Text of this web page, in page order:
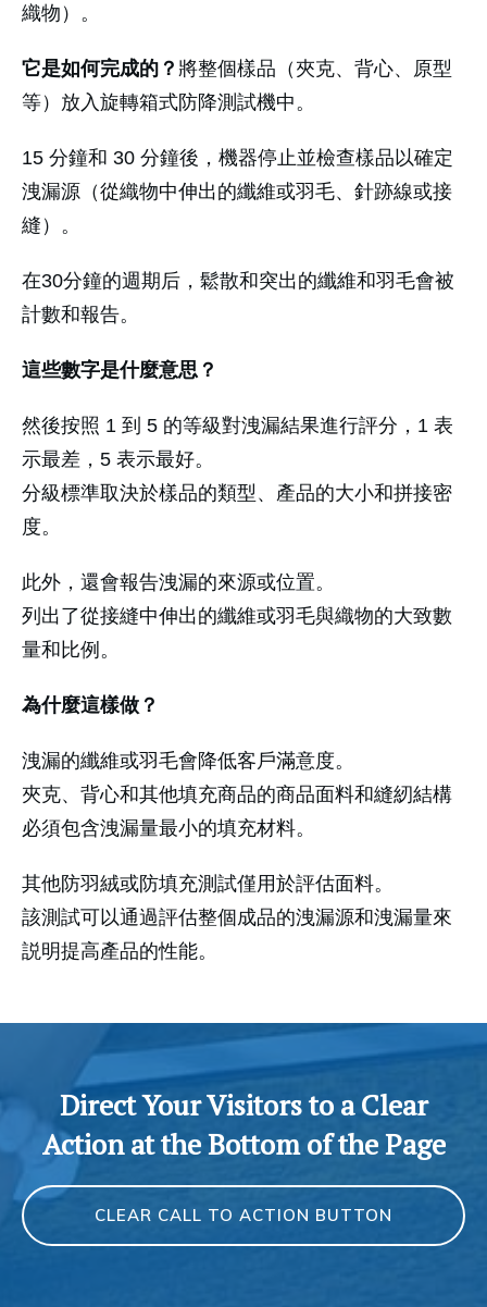
織物）。
它是如何完成的？ 將整個樣品（夾克、背心、原型
等）放入旋轉箱式防降測試機中。
15 分鐘和 30 分鐘後，機器停止並檢查樣品以確定
洩漏源（從織物中伸出的纖維或羽毛、針跡線或接
縫）。
在30分鐘的週期后，鬆散和突出的纖維和羽毛會被
計數和報告。
這些數字是什麼意思？
然後按照 1 到 5 的等級對洩漏結果進行評分，1 表
示最差，5 表示最好。
分級標準取決於樣品的類型、產品的大小和拼接密
度。
此外，還會報告洩漏的來源或位置。
列出了從接縫中伸出的纖維或羽毛與織物的大致數
量和比例。
為什麼這樣做？
洩漏的纖維或羽毛會降低客戶滿意度。
夾克、背心和其他填充商品的商品面料和縫紉結構
必須包含洩漏量最小的填充材料。
其他防羽絨或防填充測試僅用於評估面料。
該測試可以通過評估整個成品的洩漏源和洩漏量來
説明提高產品的性能。
Direct Your Visitors to a Clear
Action at the Bottom of the Page
CLEAR CALL TO ACTION BUTTON